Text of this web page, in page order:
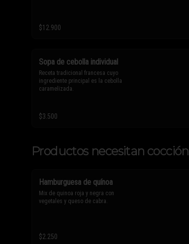
$12.900
Sopa de cebolla individual
Receta tradicional francesa cuyo
ingrediente principal es la cebolla
caramelizada.
$3.500
Productos necesitan cocción
Hamburguesa de quínoa
Mix de quinoa roja y negra con
vegetales y queso de cabra.
$2.250